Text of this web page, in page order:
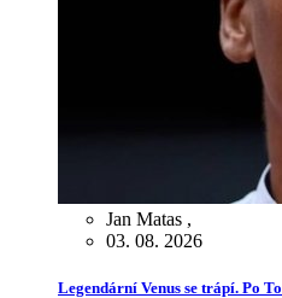
Jan Matas ,
03. 08. 2026
Legendární Venus se trápí. Po